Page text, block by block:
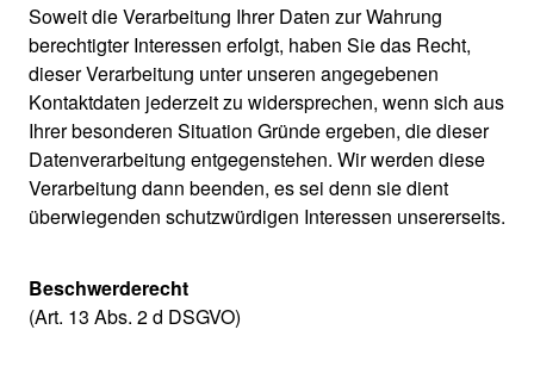
Soweit die Verarbeitung Ihrer Daten zur Wahrung
berechtigter Interessen erfolgt, haben Sie das Recht,
dieser Verarbeitung unter unseren angegebenen
Kontaktdaten jederzeit zu widersprechen, wenn sich aus
Ihrer besonderen Situation Gründe ergeben, die dieser
Datenverarbeitung entgegenstehen. Wir werden diese
Verarbeitung dann beenden, es sei denn sie dient
überwiegenden schutzwürdigen Interessen unsererseits.
Beschwerderecht
(Art. 13 Abs. 2 d DSGVO)